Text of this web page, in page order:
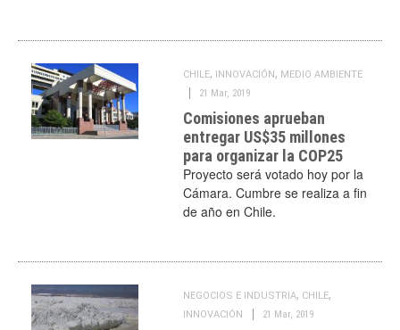
CHILE, INNOVACIÓN, MEDIO AMBIENTE
21 Mar, 2019
Comisiones aprueban
entregar US$35 millones
para organizar la COP25
Proyecto será votado hoy por la
Cámara. Cumbre se realiza a fin
de año en Chile.
NEGOCIOS E INDUSTRIA, CHILE,
INNOVACIÓN 21 Mar, 2019